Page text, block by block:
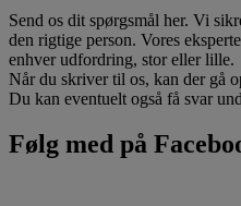
Send os dit spørgsmål her. Vi
den rigtige person. Vores
enhver udfordring, stor eller lille.
Når du skriver til os, kan der gå
Du kan eventuelt også få svar
Følg med på